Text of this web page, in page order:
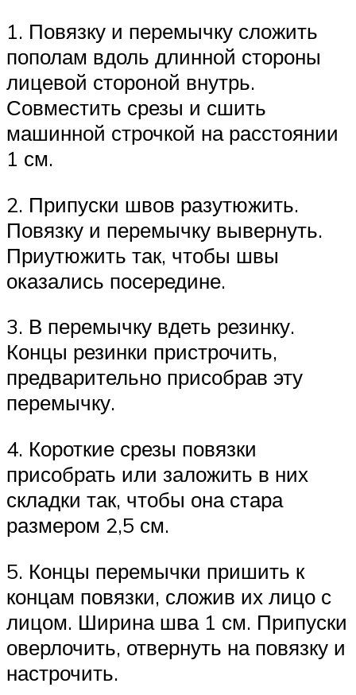
1. Повязку и перемычку сложить
пополам вдоль длинной стороны
лицевой стороной внутрь.
Совместить срезы и сшить
машинной строчкой на расстоянии
1 см.
2. Припуски швов разутюжить.
Повязку и перемычку вывернуть.
Приутюжить так, чтобы швы
оказались посередине.
3. В перемычку вдеть резинку.
Концы резинки пристрочить,
предварительно присобрав эту
перемычку.
4. Короткие срезы повязки
присобрать или заложить в них
складки так, чтобы она стара
размером 2,5 см.
5. Концы перемычки пришить к
концам повязки, сложив их лицо с
лицом. Ширина шва 1 см. Припуски
оверлочить, отвернуть на повязку и
настрочить.